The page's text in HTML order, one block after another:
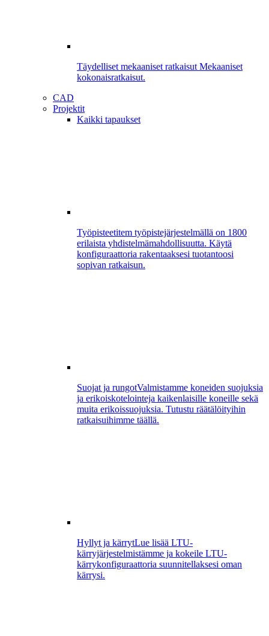
Täydelliset mekaaniset ratkaisut Mekaaniset
kokonaisratkaisut.
CAD
Projektit
Kaikki tapaukset
Työpisteetitem työpistejärjestelmällä on 1800
erilaista yhdistelmämahdollisuutta. Käytä
konfiguraattoria rakentaaksesi tuotantoosi
sopivan ratkaisun.
Suojat ja rungotValmistamme koneiden suojuksia
ja erikoiskotelointeja kaikenlaisille koneille sekä
muita erikoissuojuksia. Tutustu räätälöityihin
ratkaisuihimme täällä.
Hyllyt ja kärrytLue lisää LTU-
kärryjärjestelmistämme ja kokeile LTU-
kärrykonfiguraattoria suunnitellaksesi oman
kärrysi.